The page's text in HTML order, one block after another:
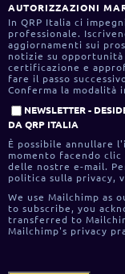
AUTORIZZAZIONI
In QRP Italia ci
professionale.
aggiornamenti sui
notizie su
certificazione e
fare il passo
Conferma la modalità
NEWSLETTER -
DA QRP ITALIA
È possibile annullare
momento facendo
delle nostre e-mail.
politica sulla privacy,
We use Mailchimp as
to subscribe, you
transferred to
Mailchimp's privacy